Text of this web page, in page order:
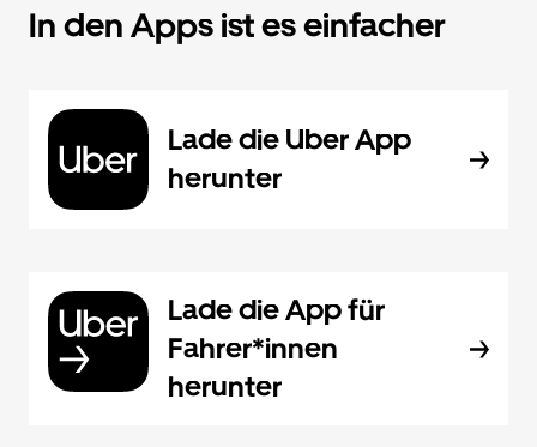
In den Apps ist es einfacher
Lade die Uber App
herunter
Lade die App für
Fahrer*innen
herunter